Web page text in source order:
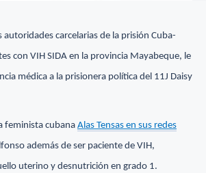
autoridades carcelarias de la prisión Cuba-
con VIH SIDA en la provincia Mayabeque, le
médica a la prisionera política del 11J Daisy
feminista cubana Alas Tensas en sus redes
además de ser paciente de VIH,
uterino y desnutrición en grado 1.